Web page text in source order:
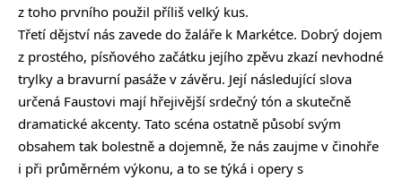
z toho prvního použil příliš velký kus.
Třetí dějství nás zavede do žaláře k Markétce. Dobrý dojem
z prostého, písňového začátku jejího zpěvu zkazí nevhodné
trylky a bravurní pasáže v závěru. Její následující slova
určená Faustovi mají hřejivější srdečný tón a skutečně
dramatické akcenty. Tato scéna ostatně působí svým
obsahem tak bolestně a dojemně, že nás zaujme v činohře
i při průměrném výkonu, a to se týká i opery s